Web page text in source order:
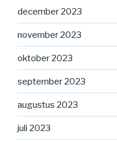
december 2023
november 2023
oktober 2023
september 2023
augustus 2023
juli 2023